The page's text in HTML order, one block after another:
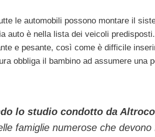
le automobili possono montare il
auto è nella lista dei veicoli
e pesante, così come è difficile
obbliga il bambino ad assumere una
lo studio condotto da
famiglie numerose che